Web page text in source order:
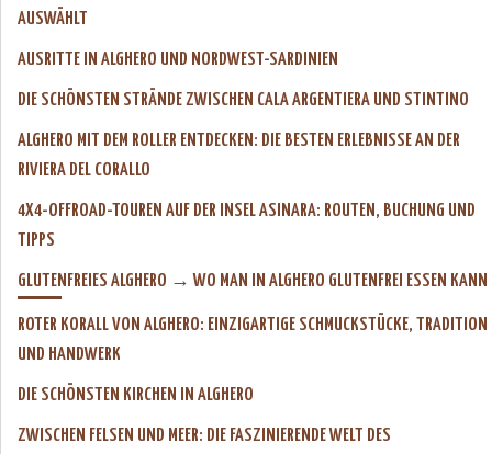
AUSWÄHLT
AUSRITTE IN ALGHERO UND NORDWEST-SARDINIEN
DIE SCHÖNSTEN STRÄNDE ZWISCHEN CALA ARGENTIERA UND STINTINO
ALGHERO MIT DEM ROLLER ENTDECKEN: DIE BESTEN ERLEBNISSE AN DER
RIVIERA DEL CORALLO
4X4-OFFROAD-TOUREN AUF DER INSEL ASINARA: ROUTEN, BUCHUNG UND
TIPPS
GLUTENFREIES ALGHERO → WO MAN IN ALGHERO GLUTENFREI ESSEN KANN
ROTER KORALL VON ALGHERO: EINZIGARTIGE SCHMUCKSTÜCKE, TRADITION
UND HANDWERK
DIE SCHÖNSTEN KIRCHEN IN ALGHERO
ZWISCHEN FELSEN UND MEER: DIE FASZINIERENDE WELT DES